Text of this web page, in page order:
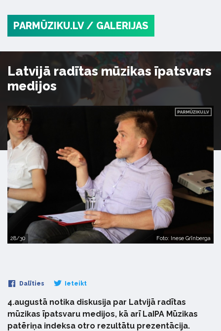
PARMŪZIKU.LV / GALERIJAS
Latvijā radītas mūzikas īpatsvars
medijos
28/30 Foto: Inese Grīnberga
Dalīties Ieteikt
4.augustā notika diskusija par Latvijā radītas
mūzikas īpatsvaru medijos, kā arī LaIPA Mūzikas
patēriņa indeksa otro rezultātu prezentācija.